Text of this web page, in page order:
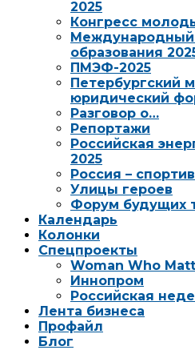
2025
Конгресс
образования
ПМЭФ-2025
Петербургский
юридический
Разговор о…
Репортажи
Российская
2025
Россия –
Улицы героев
Форум будущих
Календарь
Колонки
Спецпроекты
Woman Who
Иннопром
Российская
Лента бизнеса
Профайл
Блог